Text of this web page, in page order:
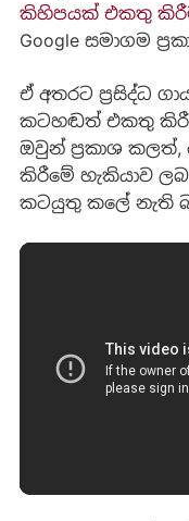
කිහිපයක් එකතු
Google සමාගම
ඒ අතරට ප්‍රසිද්ධ
කටහඬත් එකතු
ඔවුන් ප්‍රකාශ
කිරීමේ හැකියාව
කටයුතු කලේ නැති